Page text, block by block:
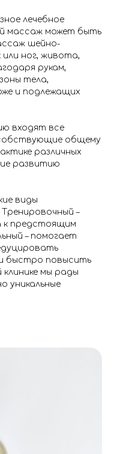
лечебное
массаж может быть
шейно-
или ног, живота,
рукам,
тела,
и подлежащих
входят все
общему
различных
развитию
виды
–
к предстоящим
– помогает
быстро повысить
мы рады
уникальные